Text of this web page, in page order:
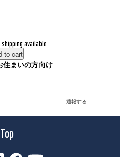
available
to cart
住まいの方向け
通報する
Top